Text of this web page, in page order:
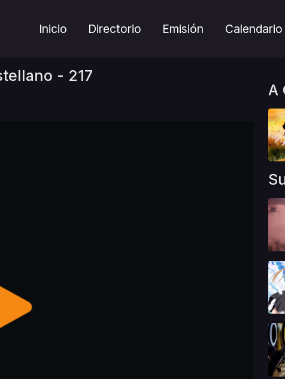
Inicio Directorio Emisión Calendario
- 217
A